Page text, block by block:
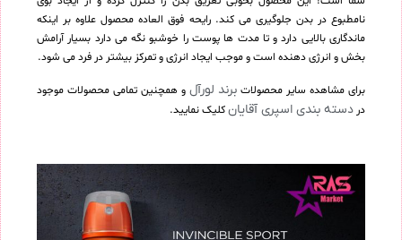
نامطبوع در بدن جلوگیری می کند. رایحه فوق العاده محصول علاوه بر اینکه
ماندگاری بالایی دارد و تا مدت ها پوست را خوشبو نگه می دارد بسیار آرامش
بخش و انرژی دهنده است و موجب ایجاد انرژی و تمرکز بیشتر در فرد می شود.
برای مشاهده سایر محصولات برند لورآل و همچنین تمامی محصولات موجود
در دسته بندی اسپری آقایانکلیک نمایید.